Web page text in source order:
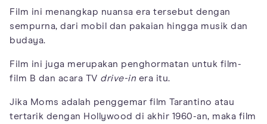
Film ini menangkap nuansa era tersebut dengan
sempurna, dari mobil dan pakaian hingga musik dan
budaya.
Film ini juga merupakan penghormatan untuk film-
film B dan acara TV drive-in era itu.
Jika Moms adalah penggemar film Tarantino atau
tertarik dengan Hollywood di akhir 1960-an, maka film